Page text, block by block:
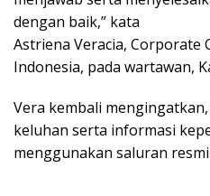
dengan baik,” kata
Astriena Veracia, Corporate
Indonesia, pada wartawan,
Vera kembali
keluhan serta informasi
menggunakan saluran